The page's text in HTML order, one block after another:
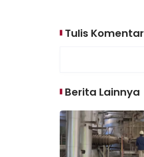
Tulis Komentar
Berita Lainnya